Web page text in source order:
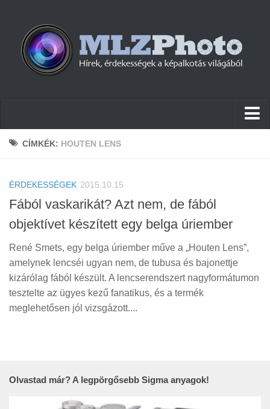
Hírek
Cikkek
Szoftver
Firmware
Tudástár
Tanácsok
Érdekességek
CÍMKÉK: HOUTEN LENS
ÉRDEKESSÉGEK 2015.10.15
Fából vaskarikát? Azt nem, de fából
objektívet készített egy belga úriember
René Smets, egy belga úriember műve a „Houten Lens”,
amelynek lencséi ugyan nem, de tubusa és bajonettje
kizárólag fából készült. A lencserendszert nagyformátumon
tesztelte az ügyes kezű fanatikus, és a termék
meglehetősen jól vizsgázott....
Olvastad már? A legpörgősebb Sigma anyagok!